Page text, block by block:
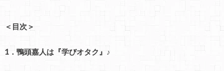
＜目次＞
1．鴨頭嘉人は『学びオタク』♪